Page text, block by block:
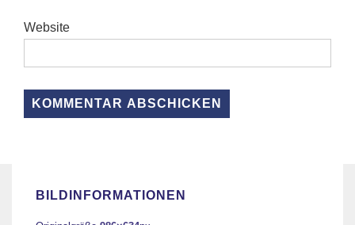
Website
BILDINFORMATIONEN